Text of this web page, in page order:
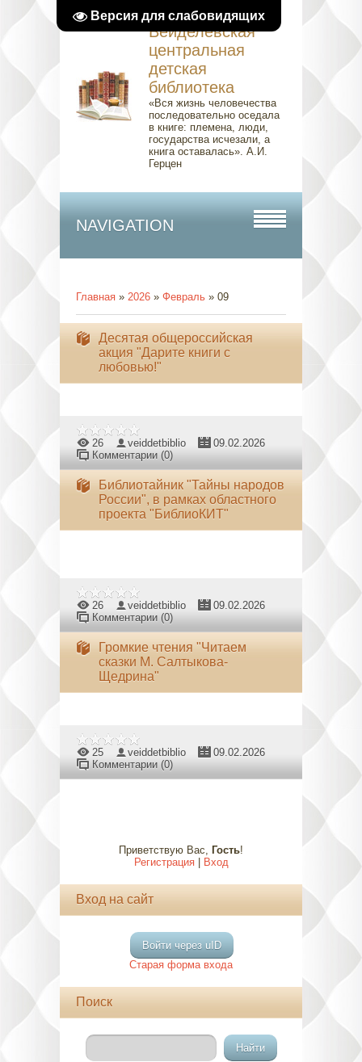
Версия для слабовидящих
Вейделевская
центральная
детская
библиотека
«Вся жизнь человечества
последовательно оседала
в книге: племена, люди,
государства исчезали, а
книга оставалась». А.И.
Герцен
NAVIGATION
Главная » 2026 » Февраль » 09
Десятая общероссийская
акция "Дарите книги с
любовью!"
26 veiddetbiblio
09.02.2026
Комментарии (0)
Библиотайник "Тайны народов
России", в рамках областного
проекта "БиблиоКИТ"
26 veiddetbiblio
09.02.2026
Комментарии (0)
Громкие чтения "Читаем
сказки М. Салтыкова-
Щедрина"
25 veiddetbiblio
09.02.2026
Комментарии (0)
Приветствую Вас, Гость!
Регистрация| Вход
Вход на сайт
Войти через uID
Старая форма входа
Поиск